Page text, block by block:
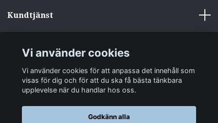
Kundtjänst
Sociala medier
Vi använder cookies
Vi använder cookies för att anpassa det innehåll som
visas för dig och för att du ska få bästa tänkbara
upplevelse när du handlar hos oss.
Godkänn alla